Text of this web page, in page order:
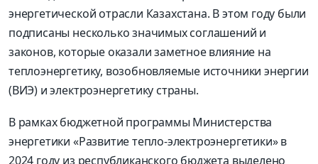
энергетической отрасли Казахстана. В этом году были
подписаны несколько значимых соглашений и
законов, которые оказали заметное влияние на
теплоэнергетику, возобновляемые источники энергии
(ВИЭ) и электроэнергетику страны.
В рамках бюджетной программы Министерства
энергетики «Развитие тепло-электроэнергетики» в
2024 году из республиканского бюджета выделено